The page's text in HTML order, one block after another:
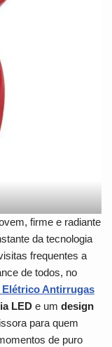
firme e radiante
da tecnologia
frequentes a
de todos, no
Elétrico Antirrugas
LED e um design
para quem
de puro